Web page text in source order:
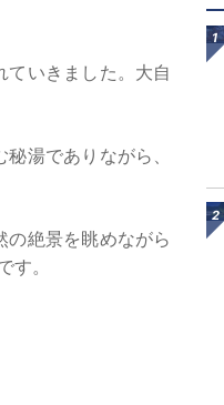
いきました。大自
湯でありながら、
絶景を眺めながら
。
ら
ら